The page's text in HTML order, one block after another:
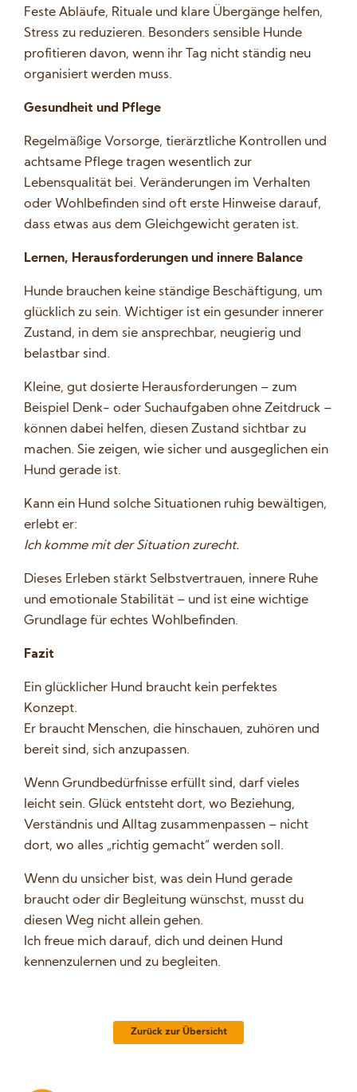
Feste Abläufe, Rituale und klare Übergänge helfen,
Stress zu reduzieren. Besonders sensible Hunde
profitieren davon, wenn ihr Tag nicht ständig neu
organisiert werden muss.
Gesundheit und Pflege
Regelmäßige Vorsorge, tierärztliche Kontrollen und
achtsame Pflege tragen wesentlich zur
Lebensqualität bei. Veränderungen im Verhalten
oder Wohlbefinden sind oft erste Hinweise darauf,
dass etwas aus dem Gleichgewicht geraten ist.
Lernen, Herausforderungen und innere Balance
Hunde brauchen keine ständige Beschäftigung, um
glücklich zu sein. Wichtiger ist ein gesunder innerer
Zustand, in dem sie ansprechbar, neugierig und
belastbar sind.
Kleine, gut dosierte Herausforderungen – zum
Beispiel Denk- oder Suchaufgaben ohne Zeitdruck –
können dabei helfen, diesen Zustand sichtbar zu
machen. Sie zeigen, wie sicher und ausgeglichen ein
Hund gerade ist.
Kann ein Hund solche Situationen ruhig bewältigen,
erlebt er:
Ich komme mit der Situation zurecht.
Dieses Erleben stärkt Selbstvertrauen, innere Ruhe
und emotionale Stabilität – und ist eine wichtige
Grundlage für echtes Wohlbefinden.
Fazit
Ein glücklicher Hund braucht kein perfektes
Konzept.
Er braucht Menschen, die hinschauen, zuhören und
bereit sind, sich anzupassen.
Wenn Grundbedürfnisse erfüllt sind, darf vieles
leicht sein. Glück entsteht dort, wo Beziehung,
Verständnis und Alltag zusammenpassen – nicht
dort, wo alles „richtig gemacht“ werden soll.
Wenn du unsicher bist, was dein Hund gerade
braucht oder dir Begleitung wünschst, musst du
diesen Weg nicht allein gehen.
Ich freue mich darauf, dich und deinen Hund
kennenzulernen und zu begleiten.
Zurück zur Übersicht